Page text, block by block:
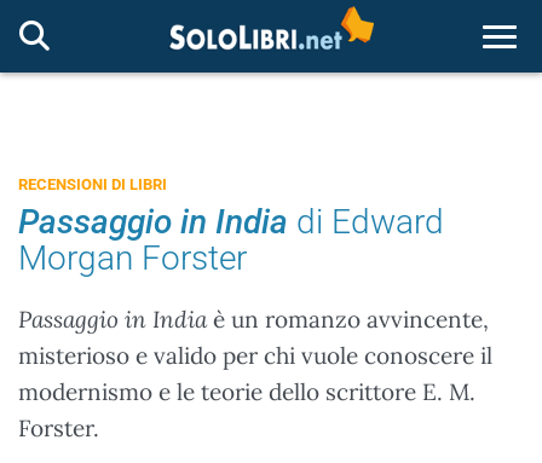
RECENSIONI DI LIBRI
Passaggio in India di Edward
Morgan Forster
Passaggio in Indiaè un romanzo avvincente,
misterioso e valido per chi vuole conoscere il
modernismo e le teorie dello scrittore E. M.
Forster.